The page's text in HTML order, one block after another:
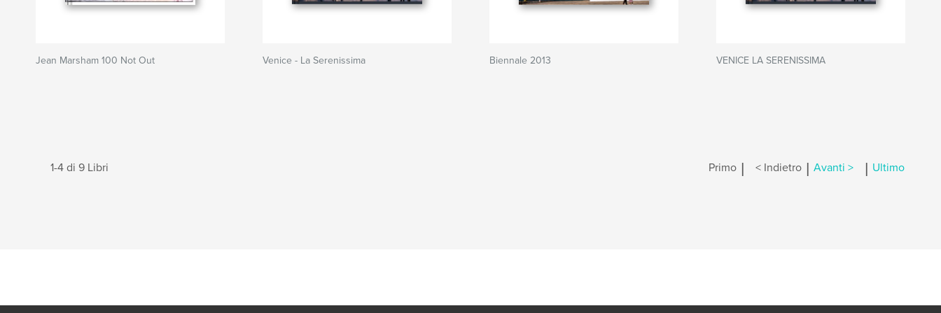
Jean Marsham 100 Not Out Venice - La Serenissima Biennale 2013 VENICE LA SERENISSIMA
1-4 di 9 Libri Primo | < Indietro | Avanti > | Ultimo